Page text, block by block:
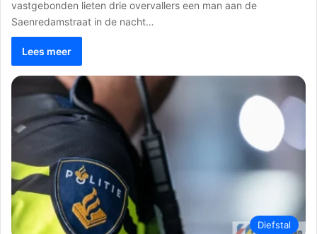
vastgebonden lieten drie overvallers een man aan de
Saenredamstraat in de nacht…
Lees meer
Diefstal